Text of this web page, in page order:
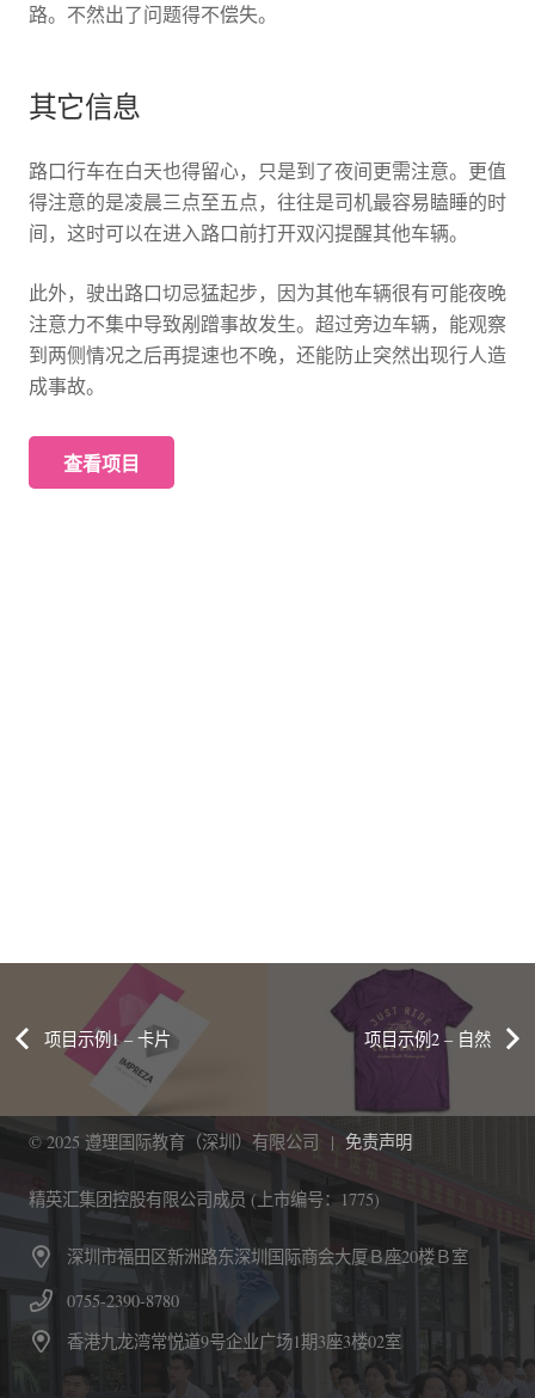
路。不然出了问题得不偿失。
其它信息
路口行车在白天也得留心，只是到了夜间更需注意。更值
得注意的是凌晨三点至五点，往往是司机最容易瞌睡的时
间，这时可以在进入路口前打开双闪提醒其他车辆。
此外，驶出路口切忌猛起步，因为其他车辆很有可能夜晚
注意力不集中导致剐蹭事故发生。超过旁边车辆，能观察
到两侧情况之后再提速也不晚，还能防止突然出现行人造
成事故。
查看项目
项目示例1 – 卡片 项目示例2 – 自然
© 2025 遵理国际教育（深圳）有限公司 | 免责声明
精英汇集团控股有限公司成员 (上市编号：1775)
深圳市福田区新洲路东深圳国际商会大厦Ｂ座20楼Ｂ室
0755-2390-8780
香港九龙湾常悦道9号企业广场1期3座3楼02室